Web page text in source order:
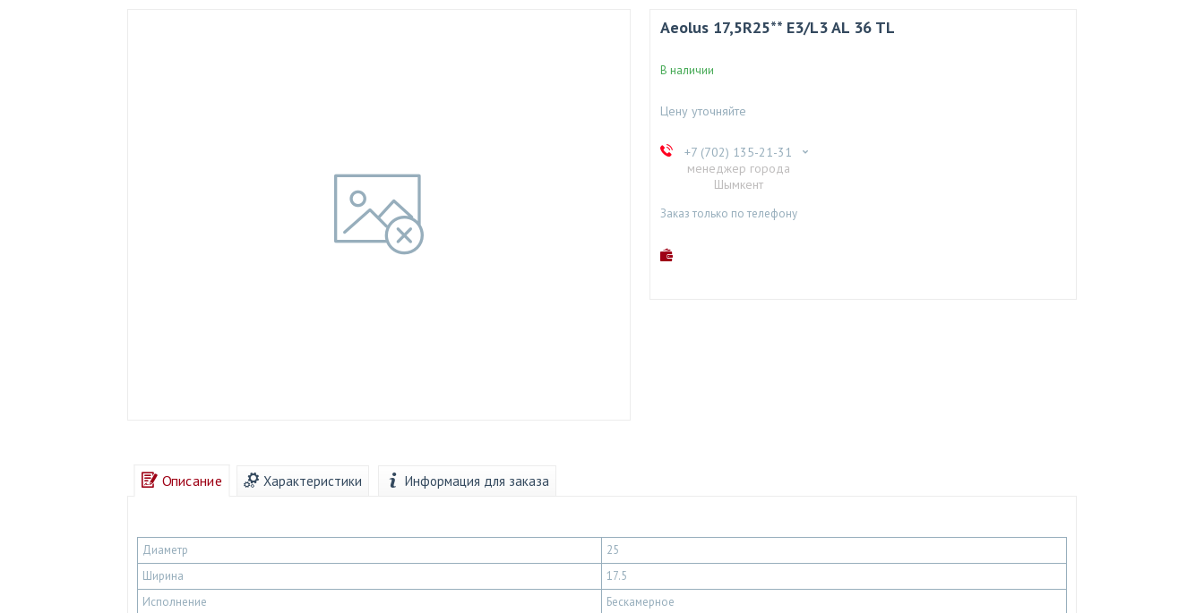
Aeolus 17,5R25** E3/L3 AL 36 TL
В наличии
Цену уточняйте
+7 (702) 135-21-31
менеджер города
Шымкент
Заказ только по телефону
Описание Характеристики Информация для заказа
Диаметр
25
Ширина
17.5
Исполнение
Бескамерное